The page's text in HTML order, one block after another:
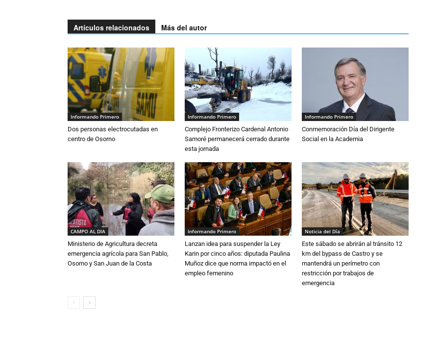
Artículos relacionados Más del autor
Informando Primero
Dos personas electrocutadas en
centro de Osorno
Informando Primero
Complejo Fronterizo Cardenal Antonio
Samoré permanecerá cerrado durante
esta jornada
Informando Primero
Conmemoración Día del Dirigente
Social en la Academia
CAMPO AL DIA
Ministerio de Agricultura decreta
emergencia agrícola para San Pablo,
Osorno y San Juan de la Costa
Informando Primero
Lanzan idea para suspender la Ley
Karin por cinco años: diputada Paulina
Muñoz dice que norma impactó en el
empleo femenino
Noticia del Día
Este sábado se abrirán al tránsito 12
km del bypass de Castro y se
mantendrá un perímetro con
restricción por trabajos de
emergencia